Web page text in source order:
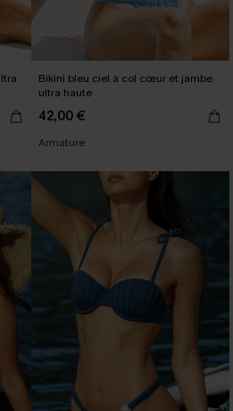
Bikini bleu ciel à col cœur et jambe
ultra haute
42,00 €
Armature